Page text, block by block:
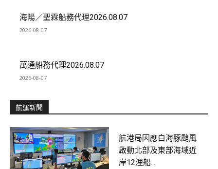
海陽／聖霖船務代理2026.08.07
2026-08-07
萬通船務代理2026.08.07
2026-08-07
航運新聞
航港局因應白海豚颱風
啟動北部及東部海域近
岸12浬船...